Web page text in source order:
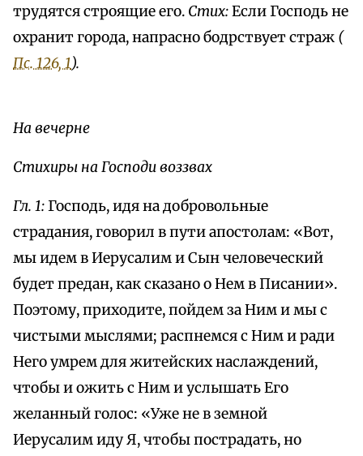
трудятся строящие его. Стих:Если Господь не
охранит города, напрасно бодрствует страж (
Пс. 126, 1).
На вечерне
Стихиры на Господи воззвах
Гл. 1:Господь, идя на добровольные
страдания, говорил в пути апостолам: «Вот,
мы идем в Иерусалим и Сын человеческий
будет предан, как сказано о Нем в Писании».
Поэтому, приходите, пойдем за Ним и мы с
чистыми мыслями; распнемся с Ним и ради
Него умрем для житейских наслаждений,
чтобы и ожить с Ним и услышать Его
желанный голос: «Уже не в земной
Иерусалим иду Я, чтобы пострадать, но